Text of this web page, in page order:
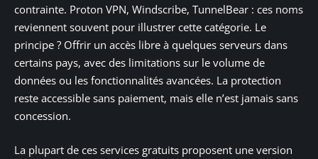
contrainte. Proton VPN, Windscribe, TunnelBear : ces noms
reviennent souvent pour illustrer cette catégorie. Le
principe ? Offrir un accès libre à quelques serveurs dans
certains pays, avec des limitations sur le volume de
données ou les fonctionnalités avancées. La protection
reste accessible sans paiement, mais elle n’est jamais sans
concession.
La plupart de ces services gratuits proposent une version